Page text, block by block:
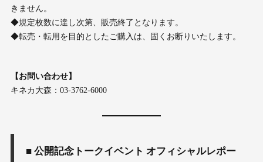
きません。
◆規定枚数に達し次第、販売終了となります。
◆転売・転用を目的としたご購入は、固くお断りいたします。
【お問い合わせ】
キネカ大森：03-3762-6000
■ 公開記念トークイベント オフィシャルレポー